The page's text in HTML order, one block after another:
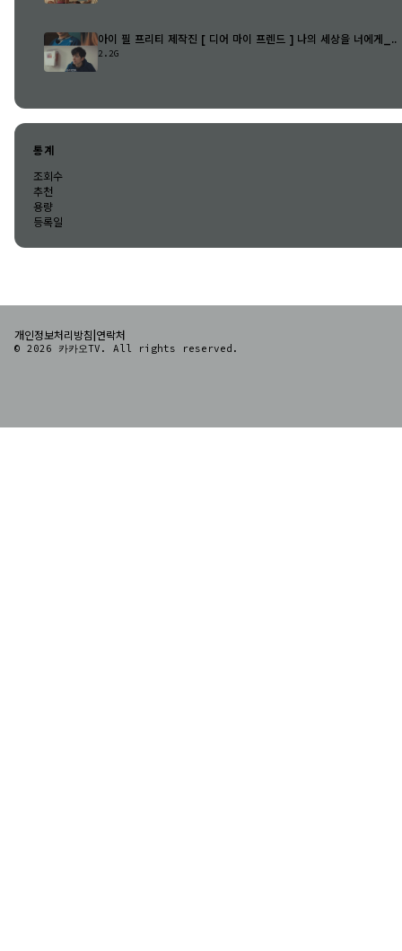
아이 필 프리티 제작진 [ 디어 마이 프렌드 ] 나의 세상을 너에게_..
2.2G
통계
조회수
추천
용량
등록일
개인정보처리방침 연락처
© 2026 카카오TV. All rights reserved.